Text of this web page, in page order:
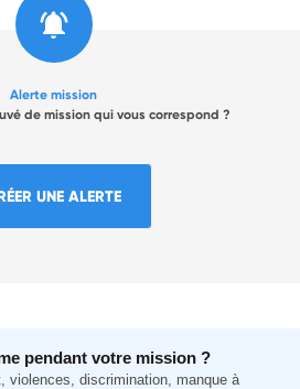
Alerte mission
de mission qui vous correspond ?
UNE ALERTE
pendant votre mission ?
violences, discrimination, manque à